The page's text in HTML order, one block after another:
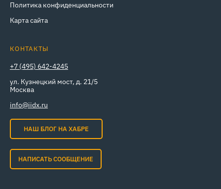
Политика конфиденциальности
Карта сайта
КОНТАКТЫ
+7 (495) 642-4245
ул. Кузнецкий мост, д. 21/5
Москва
info@iidx.ru
НАШ БЛОГ НА ХАБРЕ
НАПИСАТЬ СООБЩЕНИЕ